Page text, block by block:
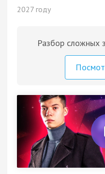
2027 году
Разбор сложных